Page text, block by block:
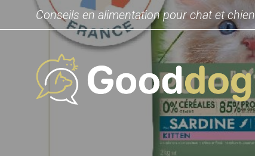
Conseils en alimentation pour chat et chien